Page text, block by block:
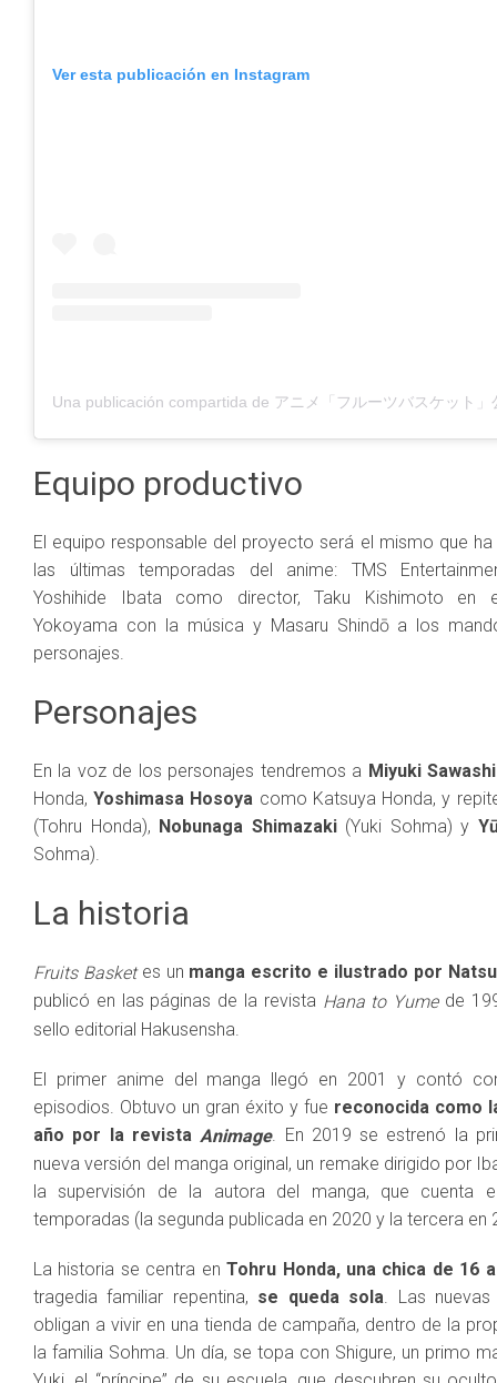
Ver esta publicación en Instagram
Equipo productivo
El equipo responsable del proyecto será el mismo que
las últimas temporadas del anime: TMS
Yoshihide Ibata como director, Taku Kishimoto en
Yokoyama con la música y Masaru Shindō a los
personajes.
Personajes
En la voz de los personajes tendremos a Miyuki
Honda,Yoshimasa Hosoya como Katsuya Honda, y
(Tohru Honda), Nobunaga Shimazaki(Yuki Sohma) y
Sohma).
La historia
Fruits Basketes un manga escrito e ilustrado por
publicó en las páginas de la revista Hana to Yumede
sello editorial Hakusensha.
El primer anime del manga llegó en 2001 y contó
episodios. Obtuvo un gran éxito y fue reconocida como
año por la revista Animage. En 2019 se estrenó la
nueva versión del manga original, un remake dirigido por
la supervisión de la autora del manga, que cuenta
temporadas (la segunda publicada en 2020 y la tercera en
La historia se centra enTohru Honda, una chica de 16
tragedia familiar repentina, se queda sola. Las nuevas
obligan a vivir en una tienda de campaña, dentro de la
la familia Sohma. Un día, se topa con Shigure, un primo